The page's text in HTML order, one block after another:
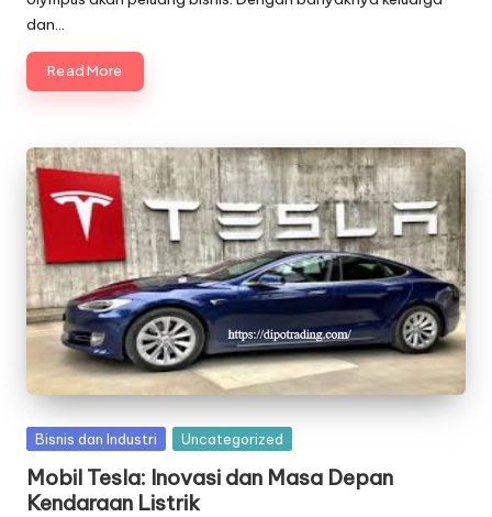
dan…
Read More
Posted
Bisnis dan Industri Uncategorized
Mobil Tesla: Inovasi dan Masa Depan
Kendaraan Listrik